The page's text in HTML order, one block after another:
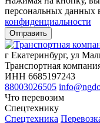
персональных данных
конфиденциальности
г Екатеринбург, ул
Транспортная
ИНН 6685197243
88003026505
Что перевозим
Спецтехнику
Спецтехника